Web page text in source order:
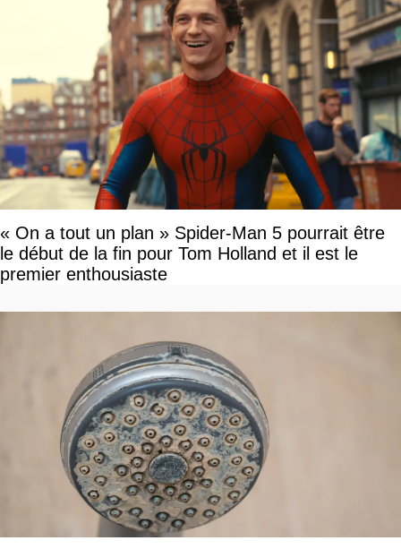
« On a tout un plan » Spider-Man 5 pourrait être
le début de la fin pour Tom Holland et il est le
premier enthousiaste